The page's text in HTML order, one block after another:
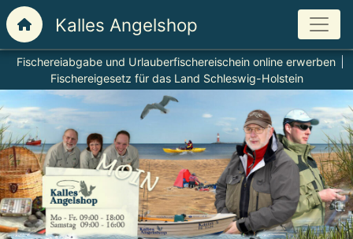
Fischereiabgabe und Urlauberfischereischein online erwerben
Fischereigesetz für das Land Schleswig-Holstein